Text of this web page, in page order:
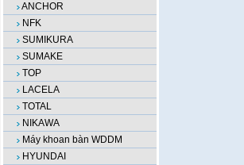
ANCHOR
NFK
SUMIKURA
SUMAKE
TOP
LACELA
TOTAL
NIKAWA
Máy khoan bàn WDDM
HYUNDAI